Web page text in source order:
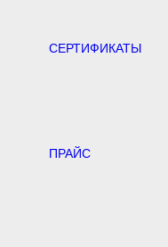
CЕРТИФИКАТЫ
ПРАЙС